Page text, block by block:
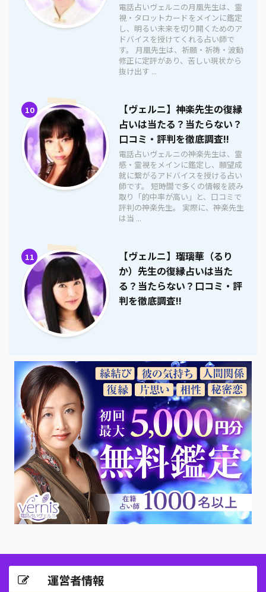
電話占いヴェルニの月凰先生は、霊
視・タロットカードをメインに鑑定
し、明るい未来を切り開くためのア
ドバイスを授けてくれる占い師で
す。 月凰先生は、祈願・祈祷・波動
修正に定評があり、苦しい現状から
抜け出す ...
10
【ヴェルニ】神楽先生の復縁
占いは当たる？当たらない？
口コミ・評判を徹底調査!!
電話占いヴェルニの神楽先生は、霊
感・霊視をメインに鑑定し、願望成
就に繋がるアドバイスを授ける占い
師です。 短時間で多くの情報を読み
取り「的中率が高い」と、口コミで
評判の神楽先生。 実際に、神楽先生
は当 ...
11
【ヴェルニ】瑠璃華（るり
か）先生の復縁占いは当た
る？当たらない？口コミ・評
判を徹底調査!!
運営者情報